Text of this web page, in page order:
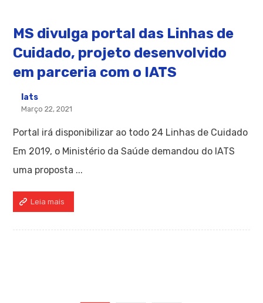
MS divulga portal das Linhas de
Cuidado, projeto desenvolvido
em parceria com o IATS
Iats
Março 22, 2021
Portal irá disponibilizar ao todo 24 Linhas de Cuidado
Em 2019, o Ministério da Saúde demandou do IATS
uma proposta ...
Leia mais